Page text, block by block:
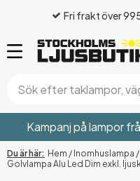
Fri frakt över
Kampanj på lampor
Hem / Inomhuslampa /
Golvlampa Alu Led Dim exkl.